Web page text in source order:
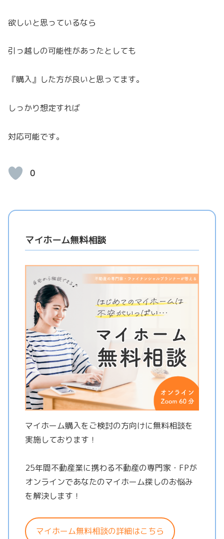
欲しいと思っているなら
引っ越しの可能性があったとしても
『購入』した方が良いと思ってます。
しっかり想定すれば
対応可能です。
0
マイホーム無料相談
マイホーム購入をご検討の方向けに無料相談を
実施しております！
25年間不動産業に携わる不動産の専門家・FPが
オンラインであなたのマイホーム探しのお悩み
を解決します！
マイホーム無料相談の詳細はこちら